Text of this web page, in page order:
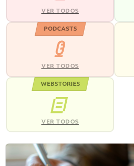
VER TODOS
PODCASTS
VER TODOS
WEBSTORIES
VER TODOS